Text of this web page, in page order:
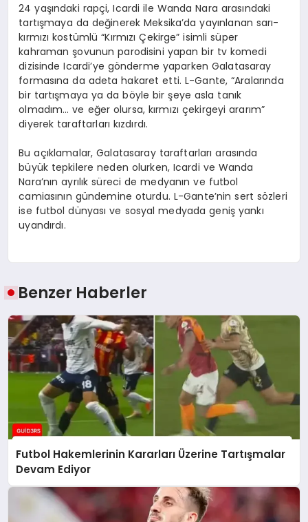
24 yaşındaki rapçi, Icardi ile Wanda Nara arasındaki
tartışmaya da değinerek Meksika’da yayınlanan sarı-
kırmızı kostümlü “Kırmızı Çekirge” isimli süper
kahraman şovunun parodisini yapan bir tv komedi
dizisinde Icardi’ye gönderme yaparken Galatasaray
formasına da adeta hakaret etti. L-Gante, “Aralarında
bir tartışmaya ya da böyle bir şeye asla tanık
olmadım… ve eğer olursa, kırmızı çekirgeyi ararım”
diyerek taraftarları kızdırdı.
Bu açıklamalar, Galatasaray taraftarları arasında
büyük tepkilere neden olurken, Icardi ve Wanda
Nara’nın ayrılık süreci de medyanın ve futbol
camiasının gündemine oturdu. L-Gante’nin sert sözleri
ise futbol dünyası ve sosyal medyada geniş yankı
uyandırdı.
Benzer Haberler
Futbol Hakemlerinin Kararları Üzerine Tartışmalar
Devam Ediyor